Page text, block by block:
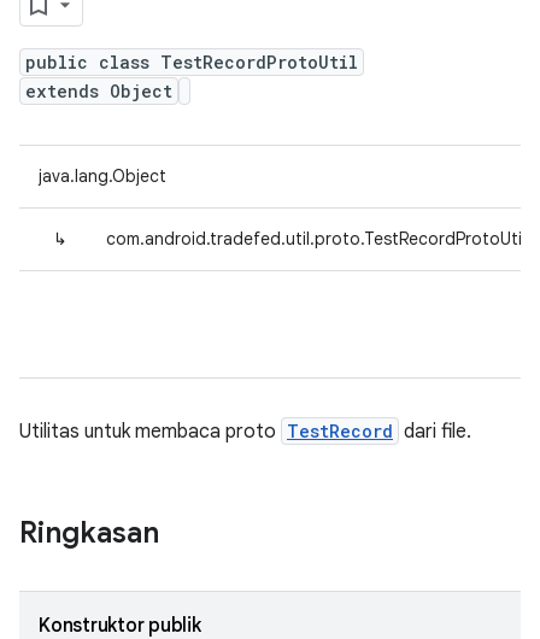
public class TestRecordProtoUtil
extends Object
java.lang.Object
↳ com.android.tradefed.util.proto.TestRecordProtoUtil
Utilitas untuk membaca proto TestRecord dari file.
Ringkasan
Konstruktor publik